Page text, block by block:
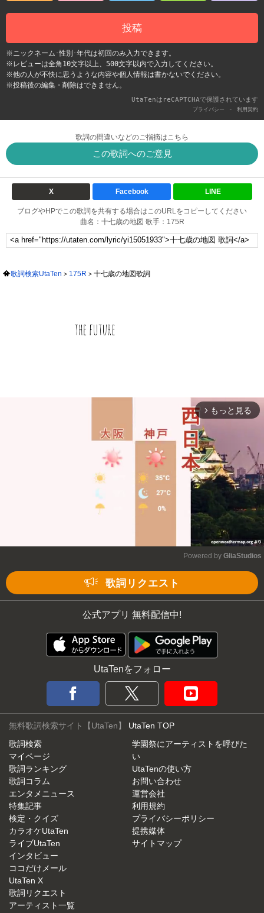
投稿
※ニックネーム･性別･年代は初回のみ入力できます。
※レビューは全角10文字以上、500文字以内で入力してください。
※他の人が不快に思うような内容や個人情報は書かないでください。
※投稿後の編集・削除はできません。
UtaTenはreCAPTCHAで保護されています
プライバシー - 利用契約
歌詞の間違いなどのご指摘はこちら
この歌詞へのご意見
X Facebook LINE
ブログやHPでこの歌詞を共有する場合はこのURLをコピーしてください
曲名：十七歳の地図 歌手：175R
歌詞検索UtaTen 175R 十七歳の地図歌詞
arrow_forward_ios もっと見る
Powered by GliaStudios
歌詞リクエスト
公式アプリ 無料配信中!
UtaTenをフォロー
無料歌詞検索サイト【UtaTen】 UtaTen TOP
歌詞検索
マイページ
歌詞ランキング
歌詞コラム
エンタメニュース
特集記事
検定・クイズ
カラオケUtaTen
ライブUtaTen
インタビュー
ココだけメール
UtaTen X
歌詞リクエスト
アーティスト一覧
学園祭にアーティストを呼びた
い
UtaTenの使い方
お問い合わせ
運営会社
利用規約
プライバシーポリシー
提携媒体
サイトマップ